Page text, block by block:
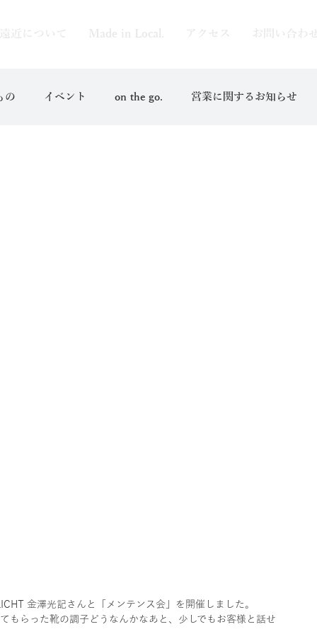
遠近について Made in Local. アクセス お問い合わ
の イベント on the go. 営業に関するお知らせ
金澤光記さんと「メンテンス会」を開催しました。
もらった靴の調子どうなんかなあと、少しでもお客様と話せ